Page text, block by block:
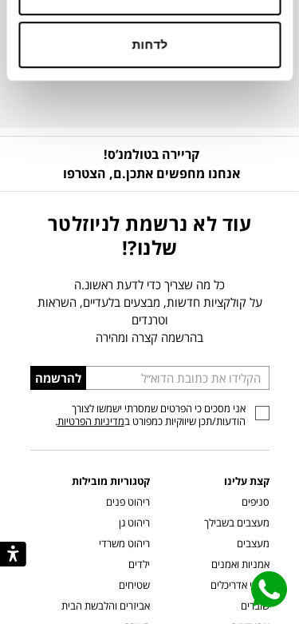
לדחות
קריירה בטולמנ’ס!
אנחנו מחפשים אתכן.ם, הצטרפו
עוד לא נרשמת לניוזלטר
שלנו?!
כל מה שצריך כדי לדעת ראשונ.ה
על קולקציות חדשות, מבצעים בלעדיים, השראות
וטרנדים
בהרשמה קצרה ומהירה
הכניסו
כתובת
דוא”ל
להרשמה
אני מסכים כי הפרטים שמסרתי ישמשו לצורך
הודעות/תכן שיווקיות כמפורט במדיניות הפרטיות.
קצת עלינו
סניפים
מעצבים בשבילך
מעצבים
אמניות ואמנים
קשרי אדריכלים
שוברים
קטגוריות מובילות
ריהוט פנים
ריהוט גן
ריהוט משרדי
ילדים
שטיחים
אביזרים והלבשת הבית